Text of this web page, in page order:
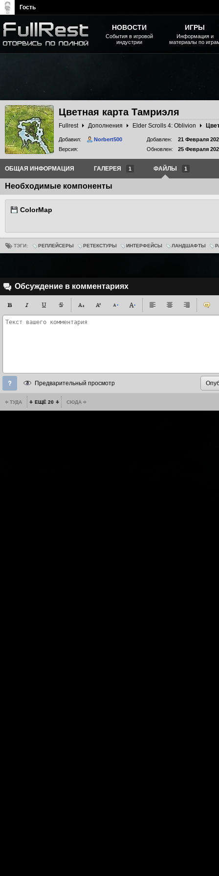
Цветная карта Тамриэля
Fullrest Дополнения Elder Scrolls 4: Oblivion
Добавил:
Norbert500
Версия:
Добавлен:
21 Февраля
Обновлен:
25 Февраля
ОБЩАЯ ИНФОРМАЦИЯ ГАЛЕРЕЯ 1 ФАЙЛЫ 1
Необходимые компоненты
ColorMap
ТЭГИ: РЕПЛЕЙСЕРЫ РЕТЕКСТУРЫ ИНТЕРФЕЙСЫ ЛАНДШАФТЫ
Обсуждение в комментариях
Предварительный просмотр
ТУДА ЕЩЁ 20 СЮДА
НОВОСТИ
События в игровой
индустрии
ИГРЫ
Информация и
материалы по
Гость